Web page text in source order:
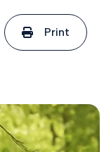
Print